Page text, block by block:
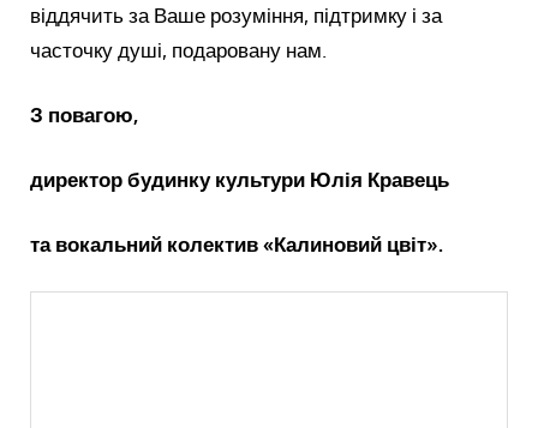
віддячить за Ваше розуміння, підтримку і за
часточку душі, подаровану нам.
З повагою,
директор будинку культури Юлія Кравець
та вокальний колектив «Калиновий цвіт».